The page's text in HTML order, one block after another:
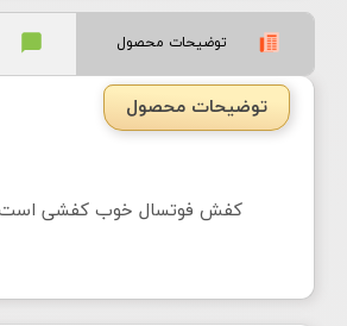
توضیحات محصول
توضیحات محصول
کفش فوتسال خوب کفشی است که